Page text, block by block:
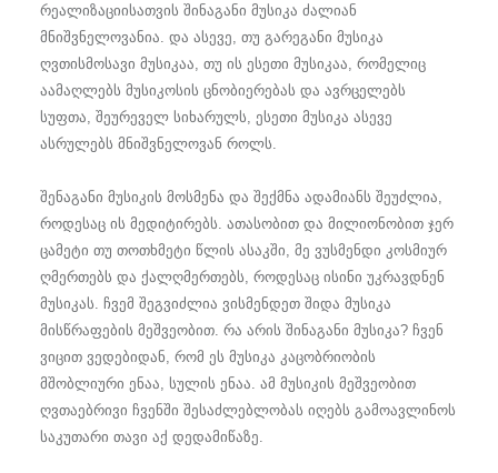
რეალიზაციისათვის შინაგანი მუსიკა ძალიან
მნიშვნელოვანია. და ასევე, თუ გარეგანი მუსიკა
ღვთისმოსავი მუსიკაა, თუ ის ესეთი მუსიკაა, რომელიც
აამაღლებს მუსიკოსის ცნობიერებას და ავრცელებს
სუფთა, შეურეველ სიხარულს, ესეთი მუსიკა ასევე
ასრულებს მნიშვნელოვან როლს.
შენაგანი მუსიკის მოსმენა და შექმნა ადამიანს შეუძლია,
როდესაც ის მედიტირებს. ათასობით და მილიონობით ჯერ
ცამეტი თუ თოთხმეტი წლის ასაკში, მე ვუსმენდი კოსმიურ
ღმერთებს და ქალღმერთებს, როდესაც ისინი უკრავდნენ
მუსიკას. ჩვემ შეგვიძლია ვისმენდეთ შიდა მუსიკა
მისწრაფების მეშვეობით. რა არის შინაგანი მუსიკა? ჩვენ
ვიცით ვედებიდან, რომ ეს მუსიკა კაცობრიობის
მშობლიური ენაა, სულის ენაა. ამ მუსიკის მეშვეობით
ღვთაებრივი ჩვენში შესაძლებლობას იღებს გამოავლინოს
საკუთარი თავი აქ დედამიწაზე.